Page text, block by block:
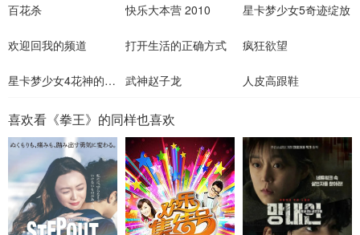
百花杀 快乐大本营 2010 星卡梦少女5奇迹绽放
欢迎回我的频道 打开生活的正确方式 疯狂欲望
星卡梦少女4花神的试炼 武神赵子龙 人皮高跟鞋
喜欢看《拳王》的同样也喜欢